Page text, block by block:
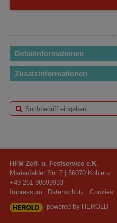
Detailinformationen
Zusatzinformationen
HFM Zelt- u. Festservice e.K.
Marienfelder Str. 7 | 56070 Koblenz
+49 261 98899933
Impressum
Datenschutz Cookies
powered by HEROLD